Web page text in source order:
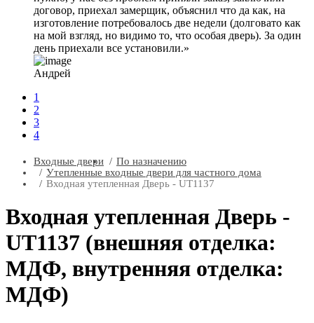
договор, приехал замерщик, объяснил что да как, на
изготовление потребовалось две недели (долговато как
на мой взгляд, но видимо то, что особая дверь). За один
день приехали все установили.
Андрей
1
2
3
4
Входные двери
По назначению
Утепленные входные двери для частного дома
Входная утепленная Дверь - UT1137
Входная утепленная Дверь -
UT1137 (внешняя отделка:
МДФ, внутренняя отделка:
МДФ)